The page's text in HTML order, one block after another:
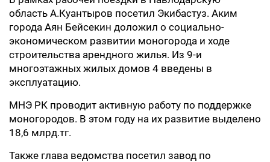
область А.Куантыров посетил Экибастуз. Аким
города Аян Бейсекин доложил о социально-
экономическом развитии моногорода и ходе
строительства арендного жилья. Из 9-и
многоэтажных жилых домов 4 введены в
эксплуатацию.
МНЭ РК проводит активную работу по поддержке
моногородов. В этом году на их развитие выделено
18,6 млрд.тг.
Также глава ведомства посетил завод по